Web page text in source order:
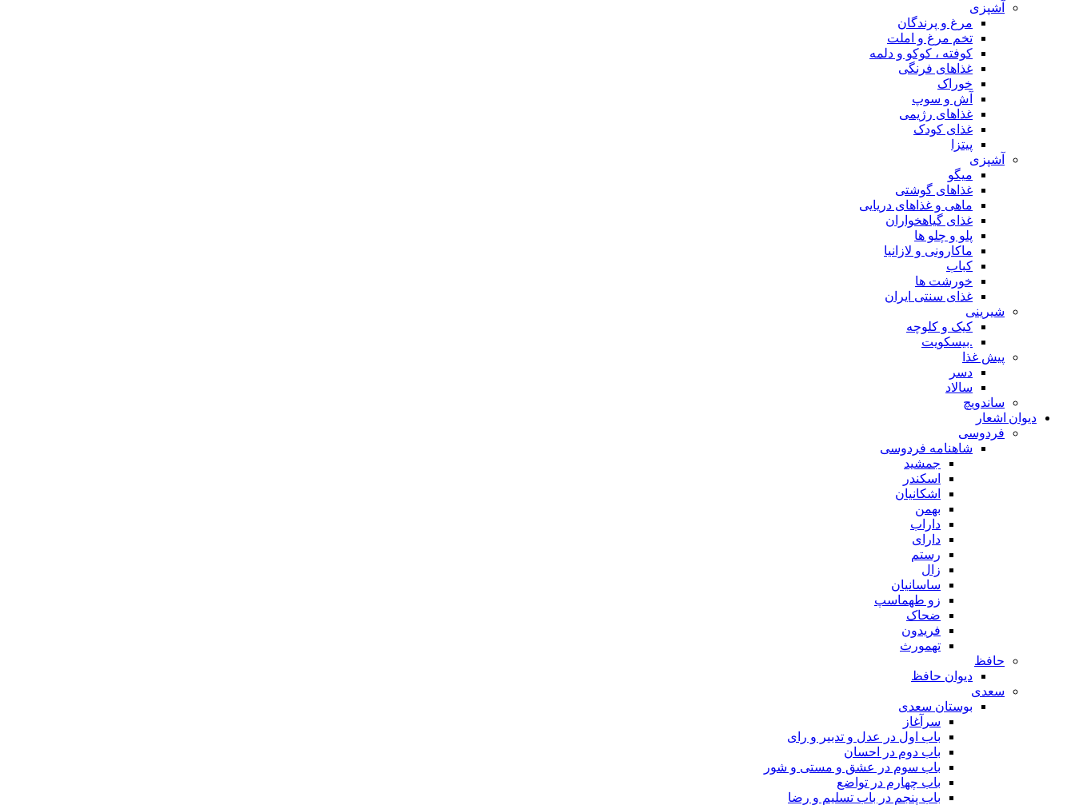
آشپزی
مرغ و پرندگان
تخم مرغ و املت
کوفته ، کوکو و دلمه
غذاهای فرنگی
خوراک
آش و سوپ
غذاهای رژیمی
غذای کودک
پیتزا
آشپزی
میگو
غذاهای گوشتی
ماهی و غذاهای دریایی
غذای گیاهخواران
پلو و چلو ها
ماکارونی و لازانیا
کباب
خورشت ها
غذای سنتی ایران
شیرینی
کیک و کلوچه
.بیسکویت
پیش غذا
دسر
سالاد
ساندویچ
دیوان اشعار
فردوسی
شاهنامه فردوسی
جمشید
اسکندر
اشکانیان
بهمن
داراب
دارای
رستم
زال
ساسانیان
زو طهماسپ‏
ضحاک
فریدون
تهمورث
حافظ
دیوان حافظ
سعدی
بوستان سعدی
سرآغاز
باب اول در عدل و تدبیر و رای
باب دوم در احسان
باب سوم در عشق و مستی و شور
باب چهارم در تواضع
باب پنجم در باب تسلیم و رضا